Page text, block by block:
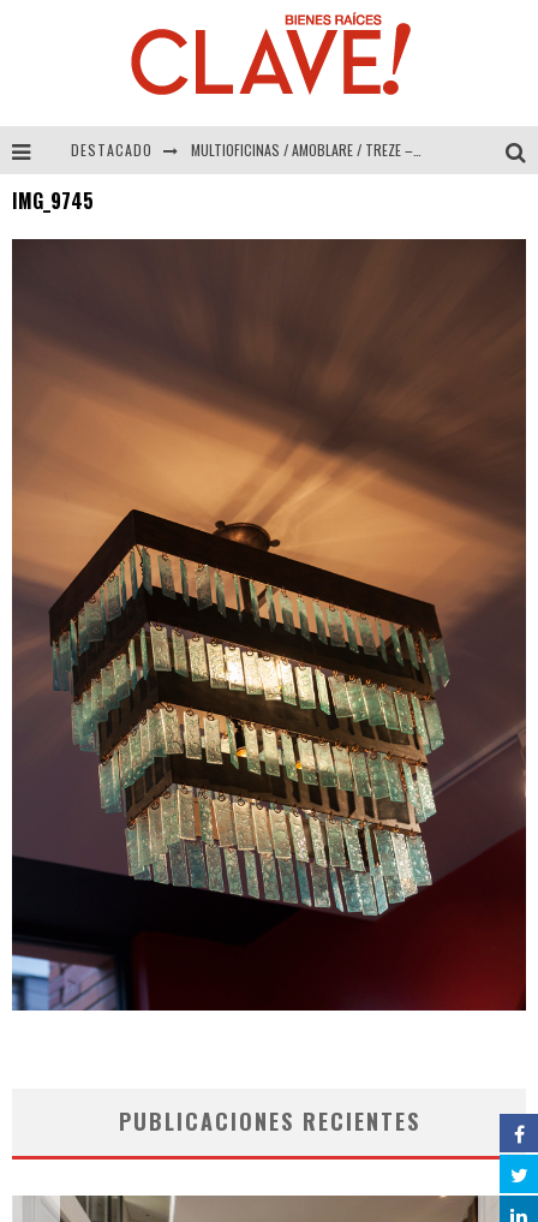
DESTACADO MULTIOFICINAS / AMOBLARE / TREZE – Especial Interiorismo & Decoración 2026
COLINEAL – Especial Interiorismo & Decoración 2026
IMG_9745
PUBLICACIONES RECIENTES